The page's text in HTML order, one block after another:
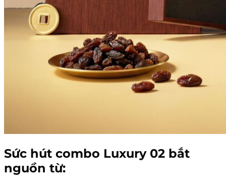
Sức hút combo Luxury 02 bắt
nguồn từ: